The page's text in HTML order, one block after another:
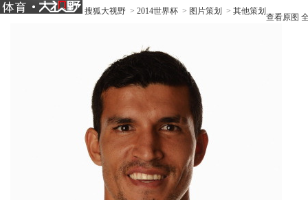
搜狐大视野 > 2014世界杯 > 图片策划 > 其他策划
查看原图